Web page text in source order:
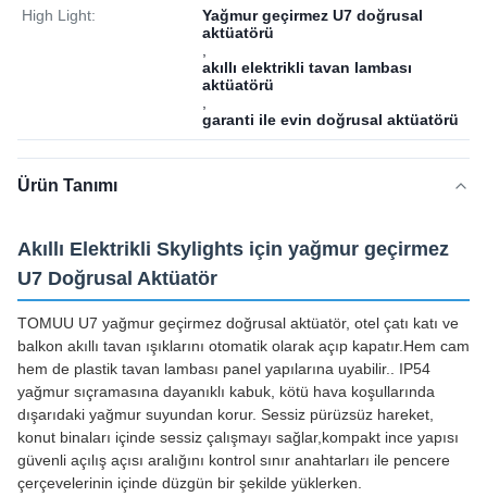
High Light:
Yağmur geçirmez U7 doğrusal
aktüatörü
akıllı elektrikli tavan lambası
aktüatörü
garanti ile evin doğrusal aktüatörü
Ürün Tanımı
Akıllı Elektrikli Skylights için yağmur geçirmez
U7 Doğrusal Aktüatör
TOMUU U7 yağmur geçirmez doğrusal aktüatör, otel çatı katı ve
balkon akıllı tavan ışıklarını otomatik olarak açıp kapatır.Hem cam
hem de plastik tavan lambası panel yapılarına uyabilir.. IP54
yağmur sıçramasına dayanıklı kabuk, kötü hava koşullarında
dışarıdaki yağmur suyundan korur. Sessiz pürüzsüz hareket,
konut binaları içinde sessiz çalışmayı sağlar,kompakt ince yapısı
güvenli açılış açısı aralığını kontrol sınır anahtarları ile pencere
çerçevelerinin içinde düzgün bir şekilde yüklerken.